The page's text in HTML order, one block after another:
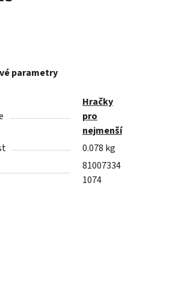
parametry
Hračky
pro
nejmenší
0.078 kg
81007334
1074